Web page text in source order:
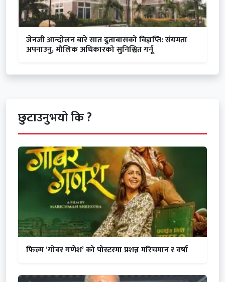
जेनजी आन्दोलन बारे सात दुताबासको विज्ञप्ति: संयमता
अपनाउनु, मौलिक अधिकारको सुनिश्चित गर्नू
छुटाउनुभयो कि ?
फिल्म ‘गोबर गणेश’ को पोस्टरमा प्रशन्न मरिचमान र वर्षा